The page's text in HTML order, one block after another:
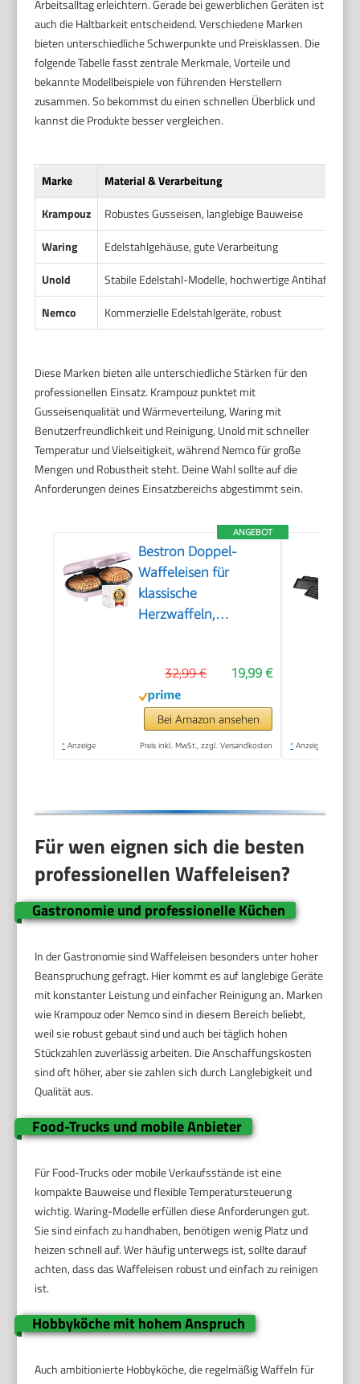
Arbeitsalltag erleichtern. Gerade bei gewerblichen Geräten ist
auch die Haltbarkeit entscheidend. Verschiedene Marken
bieten unterschiedliche Schwerpunkte und Preisklassen. Die
folgende Tabelle fasst zentrale Merkmale, Vorteile und
bekannte Modellbeispiele von führenden Herstellern
zusammen. So bekommst du einen schnellen Überblick und
kannst die Produkte besser vergleichen.
Marke
Material & Verarbeitung
Krampouz
Robustes Gusseisen, langlebige Bauweise
Waring
Edelstahlgehäuse, gute Verarbeitung
Unold
Stabile Edelstahl-Modelle, hochwertige
Nemco
Kommerzielle Edelstahlgeräte, robust
Diese Marken bieten alle unterschiedliche Stärken für den
professionellen Einsatz. Krampouz punktet mit
Gusseisenqualität und Wärmeverteilung, Waring mit
Benutzerfreundlichkeit und Reinigung, Unold mit schneller
Temperatur und Vielseitigkeit, während Nemco für große
Mengen und Robustheit steht. Deine Wahl sollte auf die
Anforderungen deines Einsatzbereichs abgestimmt sein.
ANGEBOT
Bestron Doppel-
Waffeleisen für
klassische
Herzwaffeln,
Antihaftbeschichtung,
ideal für
Kindergeburtstage,
Ostern &
19,99 €
32,99 €
Bei Amazon ansehen
* Anzeige Preis inkl. MwSt., zzgl. Versandkosten * Anzeige
Für wen eignen sich die besten
professionellen Waffeleisen?
Gastronomie und professionelle Küchen
In der Gastronomie sind Waffeleisen besonders unter hoher
Beanspruchung gefragt. Hier kommt es auf langlebige Geräte
mit konstanter Leistung und einfacher Reinigung an. Marken
wie Krampouz oder Nemco sind in diesem Bereich beliebt,
weil sie robust gebaut sind und auch bei täglich hohen
Stückzahlen zuverlässig arbeiten. Die Anschaffungskosten
sind oft höher, aber sie zahlen sich durch Langlebigkeit und
Qualität aus.
Food-Trucks und mobile Anbieter
Für Food-Trucks oder mobile Verkaufsstände ist eine
kompakte Bauweise und flexible Temperatursteuerung
wichtig. Waring-Modelle erfüllen diese Anforderungen gut.
Sie sind einfach zu handhaben, benötigen wenig Platz und
heizen schnell auf. Wer häufig unterwegs ist, sollte darauf
achten, dass das Waffeleisen robust und einfach zu reinigen
ist.
Hobbyköche mit hohem Anspruch
Auch ambitionierte Hobbyköche, die regelmäßig Waffeln für